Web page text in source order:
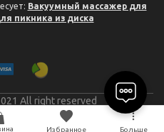
Избранное Больше
Вакуумный массажер для
пикника из диска
All right reserved